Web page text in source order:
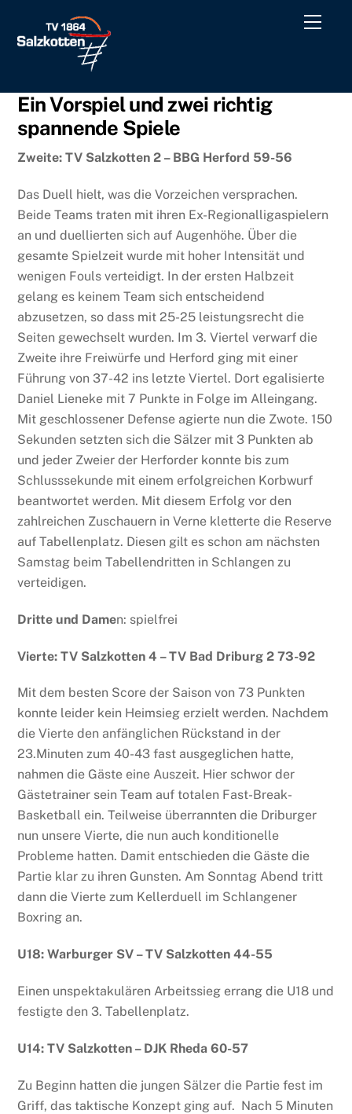
content
Menu
Ein Vorspiel und zwei richtig
spannende Spiele
Zweite: TV Salzkotten 2 – BBG Herford 59-56
Das Duell hielt, was die Vorzeichen versprachen.
Beide Teams traten mit ihren Ex-Regionalligaspielern
an und duellierten sich auf Augenhöhe. Über die
gesamte Spielzeit wurde mit hoher Intensität und
wenigen Fouls verteidigt. In der ersten Halbzeit
gelang es keinem Team sich entscheidend
abzusetzen, so dass mit 25-25 leistungsrecht die
Seiten gewechselt wurden. Im 3. Viertel verwarf die
Zweite ihre Freiwürfe und Herford ging mit einer
Führung von 37-42 ins letzte Viertel. Dort egalisierte
Daniel Lieneke mit 7 Punkte in Folge im Alleingang.
Mit geschlossener Defense agierte nun die Zwote. 150
Sekunden setzten sich die Sälzer mit 3 Punkten ab
und jeder Zweier der Herforder konnte bis zum
Schlusssekunde mit einem erfolgreichen Korbwurf
beantwortet werden. Mit diesem Erfolg vor den
zahlreichen Zuschauern in Verne kletterte die Reserve
auf Tabellenplatz. Diesen gilt es schon am nächsten
Samstag beim Tabellendritten in Schlangen zu
verteidigen.
Dritte und Damen: spielfrei
Vierte: TV Salzkotten 4 – TV Bad Driburg 2 73-92
Mit dem besten Score der Saison von 73 Punkten
konnte leider kein Heimsieg erzielt werden. Nachdem
die Vierte den anfänglichen Rückstand in der
23.Minuten zum 40-43 fast ausgeglichen hatte,
nahmen die Gäste eine Auszeit. Hier schwor der
Gästetrainer sein Team auf totalen Fast-Break-
Basketball ein. Teilweise überrannten die Driburger
nun unsere Vierte, die nun auch konditionelle
Probleme hatten. Damit entschieden die Gäste die
Partie klar zu ihren Gunsten. Am Sonntag Abend tritt
dann die Vierte zum Kellerduell im Schlangener
Boxring an.
U18: Warburger SV – TV Salzkotten 44-55
Einen unspektakulären Arbeitssieg errang die U18 und
festigte den 3. Tabellenplatz.
U14: TV Salzkotten – DJK Rheda 60-57
Zu Beginn hatten die jungen Sälzer die Partie fest im
Griff, das taktische Konzept ging auf. Nach 5 Minuten